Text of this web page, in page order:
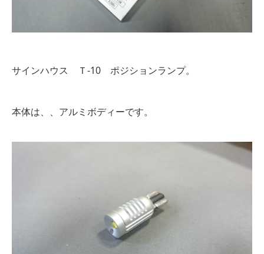
サインハウス Ｔ-10 ポジションランプ。
本体は、、アルミボディーです。